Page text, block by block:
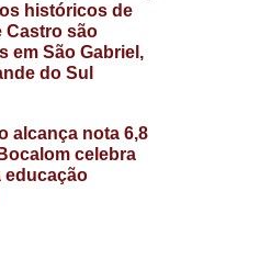
históricos de
Castro são
em São Gabriel,
do Sul
alcança nota 6,8
celebra
educação